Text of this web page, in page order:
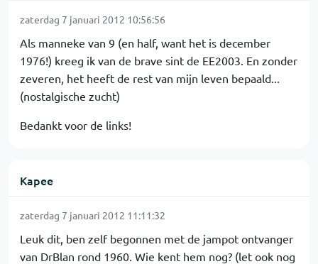
zaterdag 7 januari 2012 10:56:56
Als manneke van 9 (en half, want het is december
1976!) kreeg ik van de brave sint de EE2003. En zonder
zeveren, het heeft de rest van mijn leven bepaald...
(nostalgische zucht)
Bedankt voor de links!
Kapee
zaterdag 7 januari 2012 11:11:32
Leuk dit, ben zelf begonnen met de jampot ontvanger
van DrBlan rond 1960. Wie kent hem nog? (let ook nog